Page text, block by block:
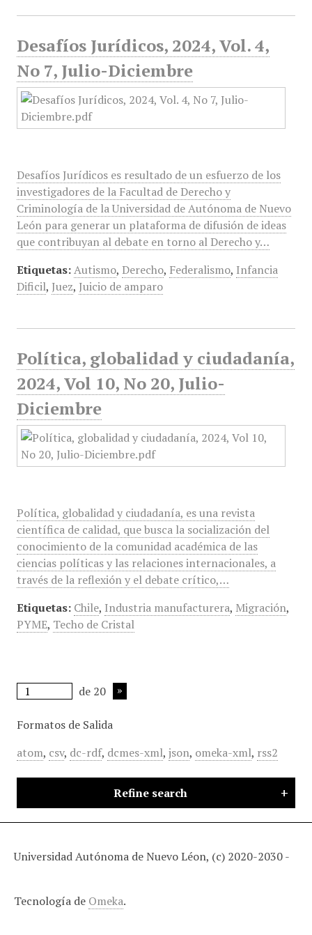
Desafíos Jurídicos, 2024, Vol. 4,
No 7, Julio-Diciembre
Desafíos Jurídicos es resultado de un esfuerzo de los
investigadores de la Facultad de Derecho y
Criminología de la Universidad de Autónoma de Nuevo
León para generar un plataforma de difusión de ideas
que contribuyan al debate en torno al Derecho y…
Etiquetas: Autismo, Derecho, Federalismo, Infancia
Dificil, Juez, Juicio de amparo
Política, globalidad y ciudadanía,
2024, Vol 10, No 20, Julio-
Diciembre
Política, globalidad y ciudadanía, es una revista
científica de calidad, que busca la socialización del
conocimiento de la comunidad académica de las
ciencias políticas y las relaciones internacionales, a
través de la reflexión y el debate crítico,…
Etiquetas: Chile, Industria manufacturera, Migración,
PYME, Techo de Cristal
de 20
Formatos de Salida
atom, csv, dc-rdf, dcmes-xml, json, omeka-xml, rss2
Refine search
Universidad Autónoma de Nuevo Léon, (c) 2020-2030 -
Tecnología de Omeka.